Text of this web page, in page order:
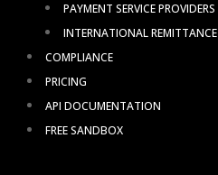
PAYMENT SERVICE PROVIDERS
INTERNATIONAL REMITTANCE
COMPLIANCE
PRICING
API DOCUMENTATION
FREE SANDBOX